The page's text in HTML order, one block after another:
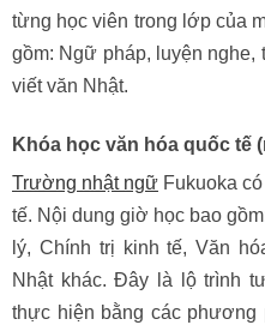
từng học viên trong lớp của
gồm: Ngữ pháp, luyện nghe,
viết văn Nhật.
Khóa học văn hóa quốc tế
Trường nhật ngữ Fukuoka
tế. Nội dung giờ học bao
lý, Chính trị kinh tế, Văn
Nhật khác. Đây là lộ trình
thực hiện bằng các